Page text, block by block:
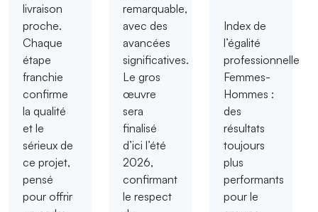
livraison
proche.
Chaque
étape
franchie
confirme
la qualité
et le
sérieux de
ce projet,
pensé
pour offrir
remarquable,
avec des
avancées
significatives.
Le gros
œuvre
sera
finalisé
d’ici l’été
2026,
confirmant
le respect
Index de
l’égalité
professionnelle
Femmes-
Hommes :
des
résultats
toujours
plus
performants
pour le